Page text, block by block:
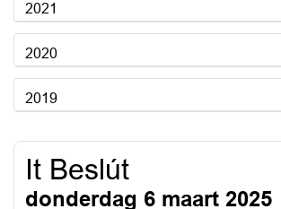
2021
2020
2019
It Beslút
donderdag 6 maart 2025